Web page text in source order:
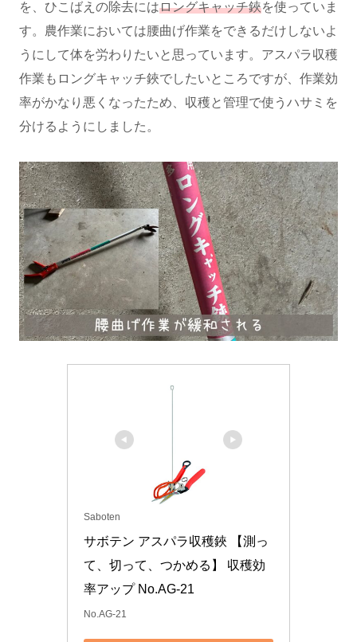
を、ひこばえの除去にはロングキャッチ鋏を使っていま
す。農作業においては腰曲げ作業をできるだけしないよ
うにして体を労わりたいと思っています。アスパラ収穫
作業もロングキャッチ鋏でしたいところですが、作業効
率がかなり悪くなったため、収穫と管理で使うハサミを
分けるようにしました。
Saboten
サボテン アスパラ収穫鋏 【測っ
て、切って、つかめる】 収穫効
率アップ No.AG-21
No.AG-21